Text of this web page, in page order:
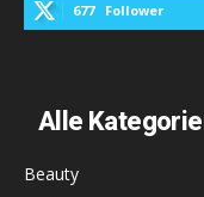
677 Follower
Alle
Beauty